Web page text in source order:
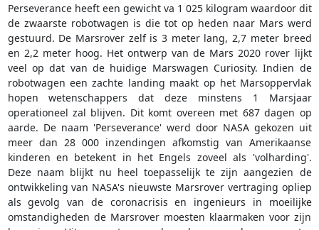
Perseverance heeft een gewicht va 1 025 kilogram waardoor dit
de zwaarste robotwagen is die tot op heden naar Mars werd
gestuurd. De Marsrover zelf is 3 meter lang, 2,7 meter breed
en 2,2 meter hoog. Het ontwerp van de Mars 2020 rover lijkt
veel op dat van de huidige Marswagen Curiosity. Indien de
robotwagen een zachte landing maakt op het Marsoppervlak
hopen wetenschappers dat deze minstens 1 Marsjaar
operationeel zal blijven. Dit komt overeen met 687 dagen op
aarde. De naam 'Perseverance' werd door NASA gekozen uit
meer dan 28 000 inzendingen afkomstig van Amerikaanse
kinderen en betekent in het Engels zoveel als 'volharding'.
Deze naam blijkt nu heel toepasselijk te zijn aangezien de
ontwikkeling van NASA's nieuwste Marsrover vertraging opliep
als gevolg van de coronacrisis en ingenieurs in moeilijke
omstandigheden de Marsrover moesten klaarmaken voor zijn